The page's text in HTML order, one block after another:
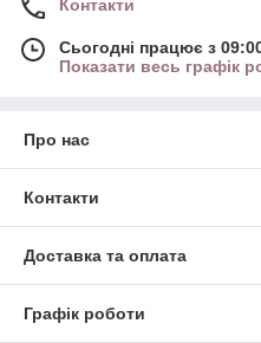
Контакти
Сьогодні працює з
Показати весь графік
Про нас
Контакти
Доставка та оплата
Графік роботи